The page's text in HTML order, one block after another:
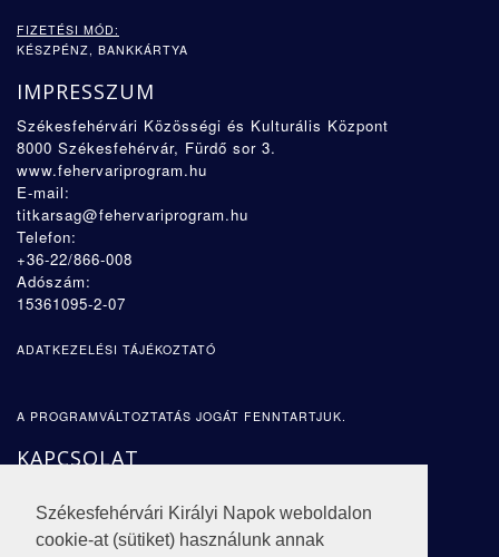
Székesfehérvári Királyi Napok weboldalon
cookie-at (sütiket) használunk annak
FIZETÉSI MÓD:
KÉSZPÉNZ, BANKKÁRTYA
IMPRESSZUM
Székesfehérvári Közösségi és Kulturális Központ
8000 Székesfehérvár, Fürdő sor 3.
www.fehervariprogram.hu
E-mail:
titkarsag@fehervariprogram.hu
Telefon:
+36-22/866-008
Adószám:
15361095-2-07
ADATKEZELÉSI TÁJÉKOZTATÓ
A PROGRAMVÁLTOZTATÁS JOGÁT FENNTARTJUK.
KAPCSOLAT
8000 Székesfehérvár,
Fürdő sor 3